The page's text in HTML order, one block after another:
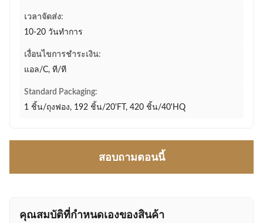
เวลาจัดส่ง:
10-20 วันทำการ
เงื่อนไขการชำระเงิน:
แอล/C, ที/ที
Standard Packaging:
1 ชิ้น/ถุงฟอง, 192 ชิ้น/20'FT, 420 ชิ้น/40'HQ
สอบถามตอนนี้
คุณสมบัติที่กําหนดเองของสินค้า